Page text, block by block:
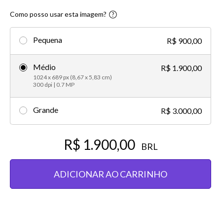
Como posso usar esta imagem?
Pequena R$ 900,00
Médio
1024 x 689 px (8,67 x 5,83 cm)
300 dpi | 0.7 MP
R$ 1.900,00
Grande R$ 3.000,00
R$ 1.900,00 BRL
ADICIONAR AO CARRINHO